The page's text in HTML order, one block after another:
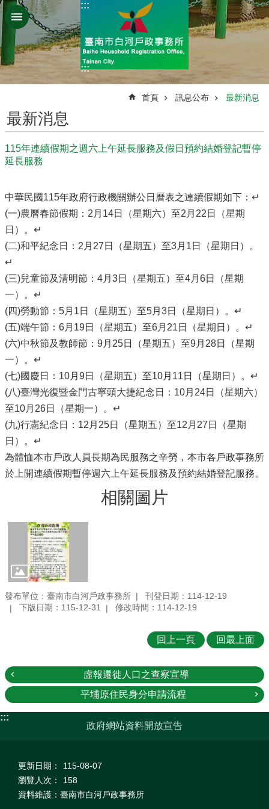
跳到主要內容區塊
:::
:::
首頁 訊息公布 最新消息
最新消息
115年連續假期之週六上午延長服務及假日預約結婚登記暫停
延長服務
中華民國115年政府行政機關辦公日曆表之連續假期如下：↵
(一)農曆春節假期：2月14日（星期六）至2月22日（星期
日）。↵
(二)和平紀念日：2月27日（星期五）至3月1日（星期日）。
↵
(三)兒童節及清明節：4月3日（星期五）至4月6日（星期
一）。↵
(四)勞動節：5月1日（星期五）至5月3日（星期日）。↵
(五)端午節：6月19日（星期五）至6月21日（星期日）。↵
(六)中秋節及教師節：9月25日（星期五）至9月28日（星期
一）。↵
(七)國慶日：10月9日（星期五）至10月11日（星期日）。↵
(八)臺灣光復暨金門古寧頭大捷紀念日：10月24日（星期六）
至10月26日（星期一）。↵
(九)行憲紀念日：12月25日（星期五）至12月27日（星期
日）。↵
為體恤本市戶政人員長期為民服務之辛勞，本市各戶政事務所
於上開連續假期暫停週六上午延長服務及預約結婚登記服務。
相關圖片
發布單位：臺南市白河戶政事務所
刊登日期：114-12-19
下版日期：115-12-31
修改時間：114-12-19
回上一頁 回最上面
虛報遷徙人口之查察宣導
平埔原住民身分申請流程
:::
政府網站資料開放宣告
更新日期：
115-08-07
瀏覽人次：
158
資料維護：臺南市白河戶政事務所